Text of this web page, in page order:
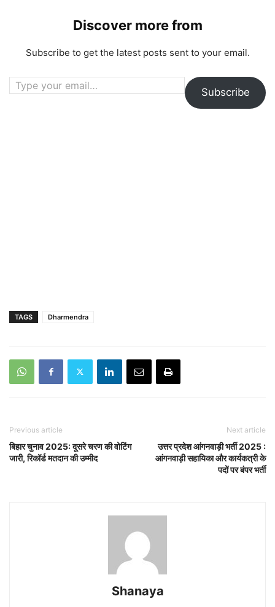
Discover more from
Subscribe to get the latest posts sent to your email.
Type your email…
Subscribe
TAGS Dharmendra
Previous article
बिहार चुनाव 2025: दूसरे चरण की वोटिंग
जारी, रिकॉर्ड मतदान की उम्मीद
Next article
उत्तर प्रदेश आंगनवाड़ी भर्ती 2025 :
आंगनवाड़ी सहायिका और कार्यकत्री के
पदों पर बंपर भर्ती
Shanaya